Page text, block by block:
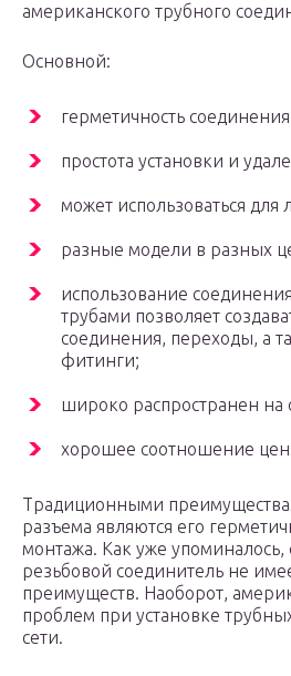
американского трубного
Основной:
герметичность
простота установки и
может использоваться для
разные модели в разных
использование
трубами позволяет
соединения, переходы, а
фитинги;
широко распространен на
хорошее соотношение
Традиционными
разъема являются его
монтажа. Как уже упоминалось,
резьбовой соединитель не
преимуществ. Наоборот,
проблем при установке
сети.